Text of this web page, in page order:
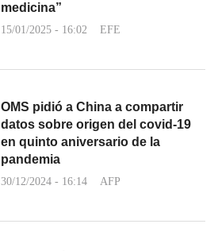
medicina”
15/01/2025 - 16:02 EFE
OMS pidió a China a compartir
datos sobre origen del covid-19
en quinto aniversario de la
pandemia
30/12/2024 - 16:14 AFP